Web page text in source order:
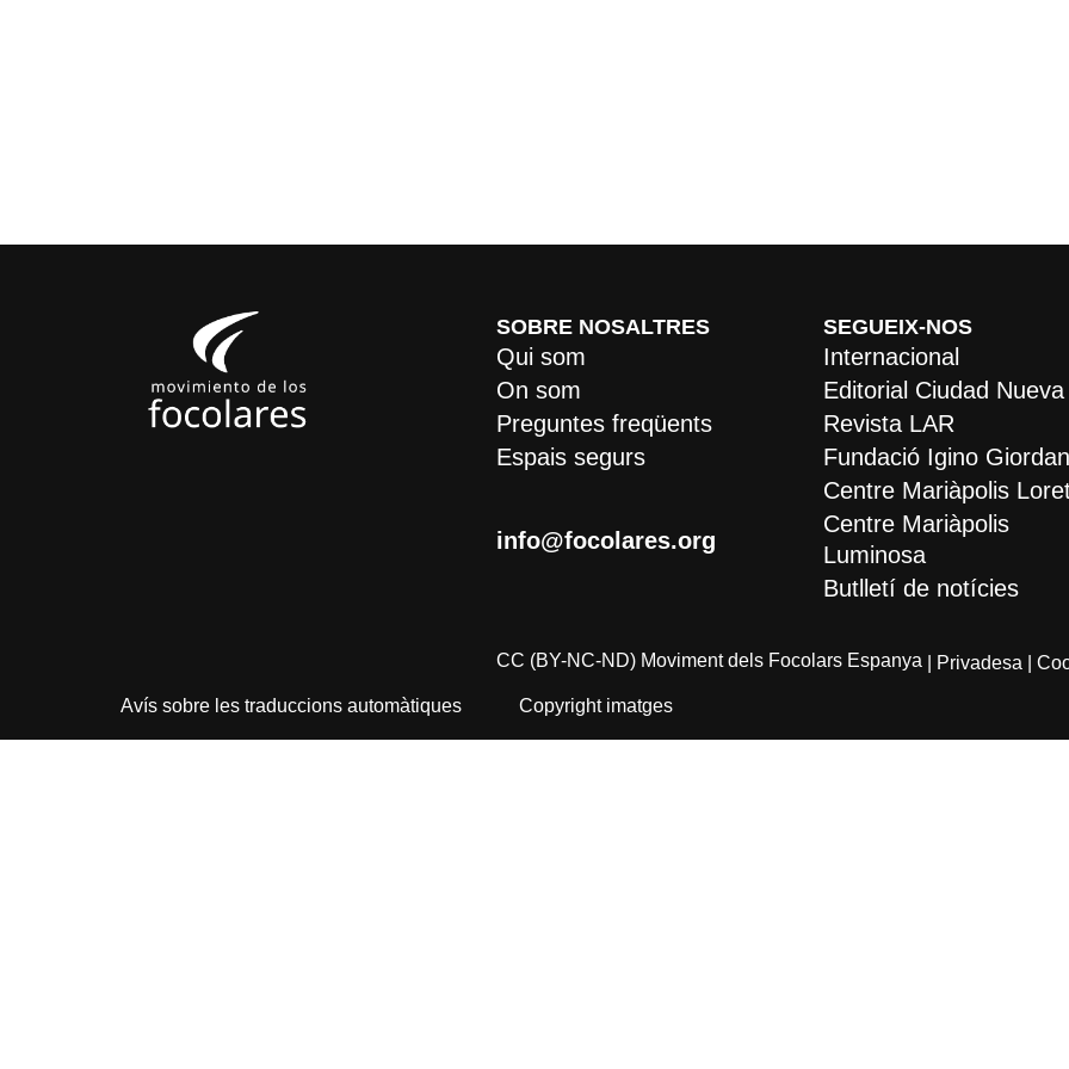
SOBRE NOSALTRES
Qui som
On som
Preguntes freqüents
Espais segurs
info@focolares.org
SEGUEIX-NOS
Internacional
Editorial Ciudad Nueva
Revista LAR
Fundació Igino
Centre Mariàpolis
Centre Mariàpolis
Luminosa
Butlletí de notícies
CC (BY-NC-ND) Moviment dels Focolars Espanya | Privadesa |
Avís sobre les traduccions automàtiques Copyright imatges